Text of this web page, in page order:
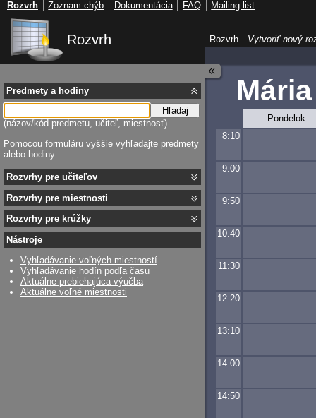
Rozvrh
Pondelok
8:10
9:00
9:50
10:40
11:30
12:20
13:10
14:00
14:50
Predmety a hodiny
Hľadaj
(názov/kód predmetu, učiteľ, miestnosť)
Pomocou formuláru vyššie vyhľadajte predmety
alebo hodiny
Rozvrhy pre učiteľov
Rozvrhy pre miestnosti
Rozvrhy pre krúžky
Nástroje
Vyhľadávanie voľných miestností
Vyhľadávanie hodín podľa času
Aktuálne prebiehajúca výučba
Aktuálne voľné miestnosti
Rozvrh Vytvoriť nový
Rozvrh Zoznam chýb Dokumentácia FAQ Mailing list